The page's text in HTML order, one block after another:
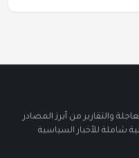
والتقارير من أبرز المصادر
شاملة للأخبار السياسية